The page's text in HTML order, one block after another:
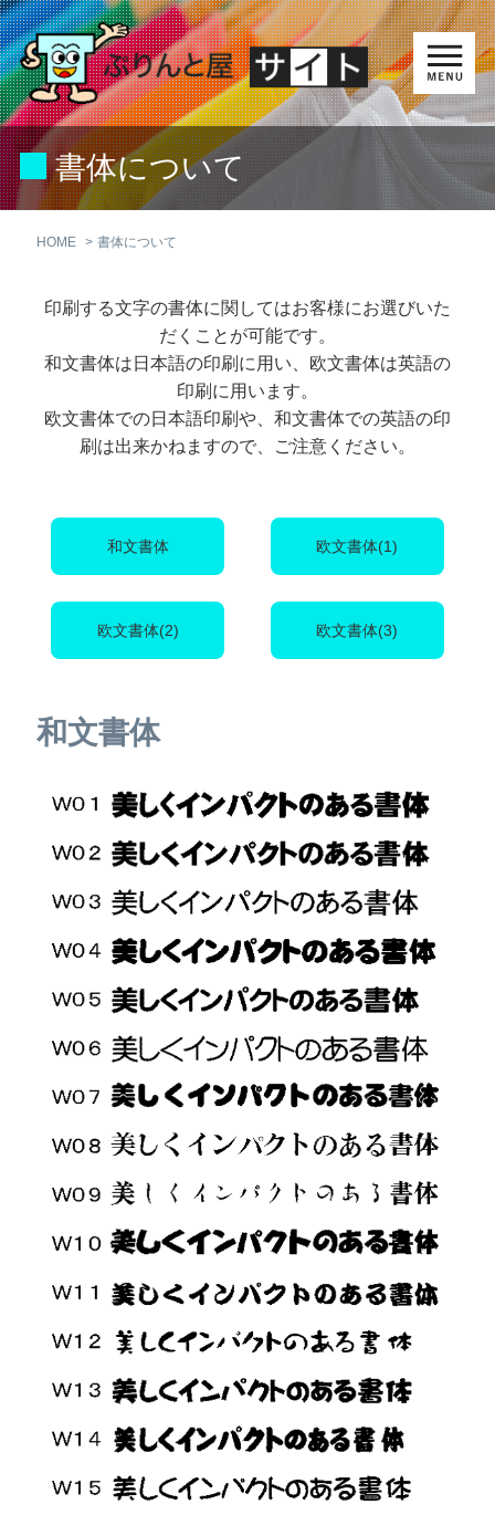
書体について
HOME 書体について
印刷する文字の書体に関してはお客様にお選びいた
だくことが可能です。
和文書体は日本語の印刷に用い、欧文書体は英語の
印刷に用います。
欧文書体での日本語印刷や、和文書体での英語の印
刷は出来かねますので、ご注意ください。
和文書体 欧文書体(1)
欧文書体(2) 欧文書体(3)
和文書体